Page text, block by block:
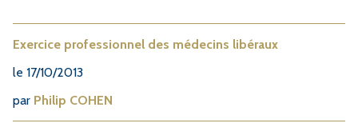
Exercice professionnel des médecins libéraux
le 17/10/2013
par Philip COHEN